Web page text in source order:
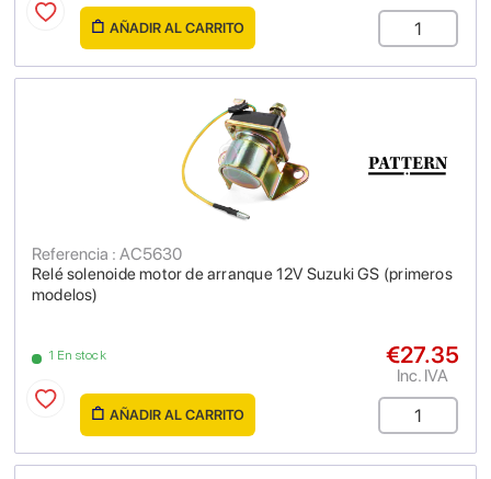
AÑADIR AL CARRITO
Relé solenoide motor de arranque 12V Suzuki GS (primeros
modelos)
Referencia : AC5630
1 En stock €27.35
Inc. IVA
AÑADIR AL CARRITO